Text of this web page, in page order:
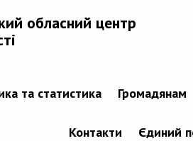
обласний центр
та статистика Громадянам
Контакти Єдиний